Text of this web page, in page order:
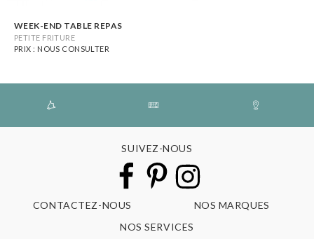
WEEK-END TABLE REPAS
PETITE FRITURE
PRIX : NOUS CONSULTER
SUIVEZ-NOUS
CONTACTEZ-NOUS
NOS MARQUES
NOS SERVICES